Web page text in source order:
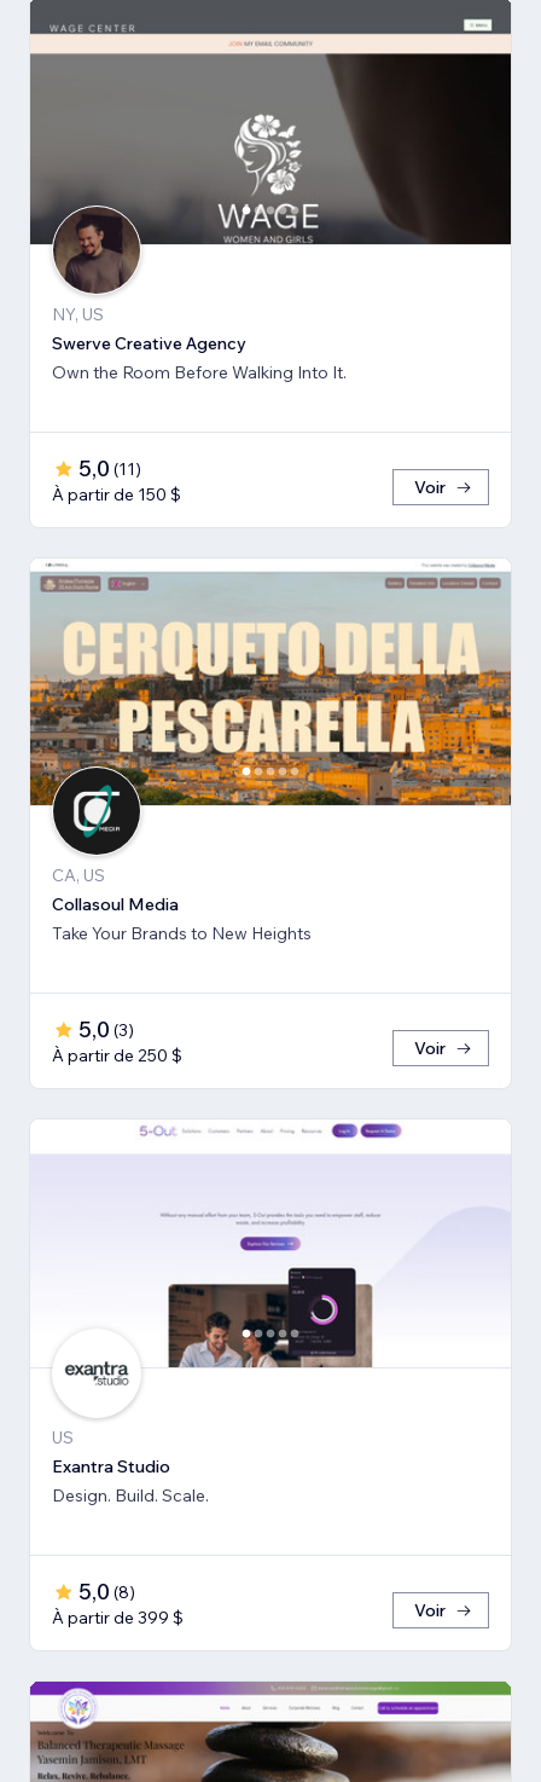
NY, US
Swerve Creative Agency
Own the Room Before Walking Into It.
5,0 (11)
À partir de 150 $
Voir
CA, US
Collasoul Media
Take Your Brands to New Heights
5,0 (3)
À partir de 250 $
Voir
US
Exantra Studio
Design. Build. Scale.
5,0 (8)
À partir de 399 $
Voir